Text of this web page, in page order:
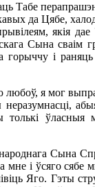
Табе
да Цябе,
якія
Сына сваім
горыччу і
я мог
толькі ўласныя
Сына
і ўсяго сябе
Яго. Гэты